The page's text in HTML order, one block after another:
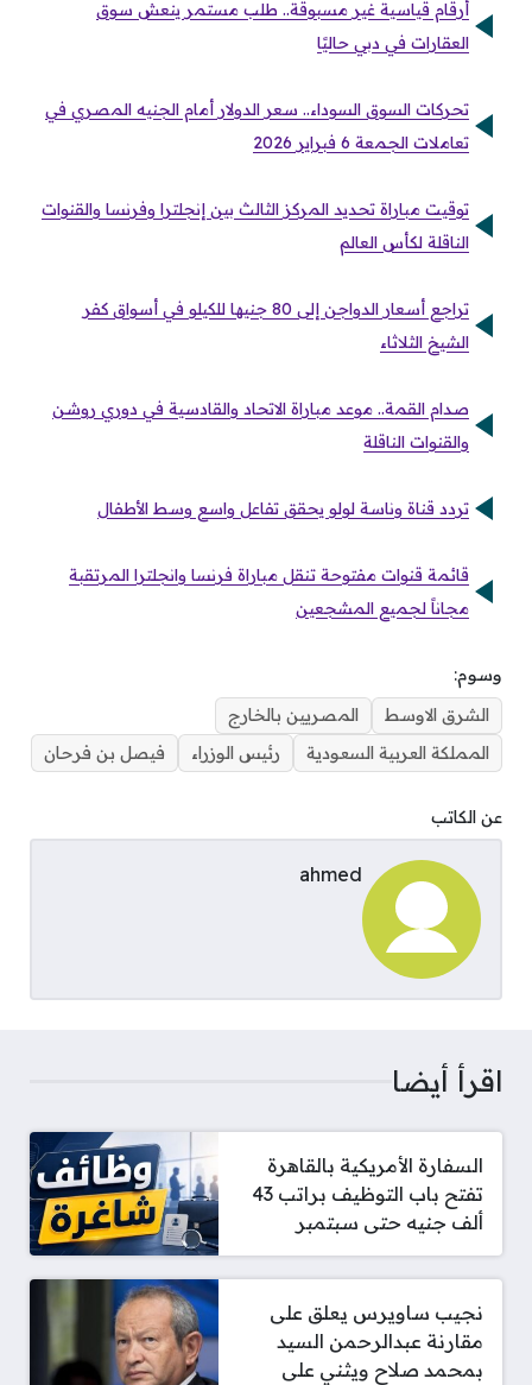
أرقام قياسية غير مسبوقة.. طلب مستمر ينعش سوق
العقارات في دبي حاليًا
تحركات السوق السوداء.. سعر الدولار أمام الجنيه المصري في
تعاملات الجمعة 6 فبراير 2026
توقيت مباراة تحديد المركز الثالث بين إنجلترا وفرنسا والقنوات
الناقلة لكأس العالم
تراجع أسعار الدواجن إلى 80 جنيها للكيلو في أسواق كفر
الشيخ الثلاثاء
صدام القمة.. موعد مباراة الاتحاد والقادسية في دوري روشن
والقنوات الناقلة
تردد قناة وناسة لولو يحقق تفاعل واسع وسط الأطفال
قائمة قنوات مفتوحة تنقل مباراة فرنسا وانجلترا المرتقبة
مجاناً لجميع المشجعين
وسوم:
الشرق الاوسط
المصريين بالخارج
المملكة العربية السعودية
رئيس الوزراء فيصل بن فرحان
عن الكاتب
ahmed
اقرأ أيضا
السفارة الأمريكية بالقاهرة
تفتح باب التوظيف براتب 43
ألف جنيه حتى سبتمبر
نجيب ساويرس يعلق على
مقارنة عبدالرحمن السيد
بمحمد صلاح ويثني على